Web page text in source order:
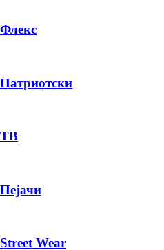
PRODUCT
ПЛАТИ ПРИ ДОСТАВА ВО КЕШ
Флекс
Патриотски
ТВ
Пејачи
Street Wear